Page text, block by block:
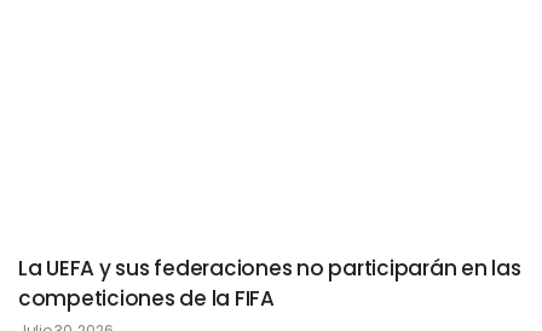
La UEFA y sus federaciones no participarán en las
competiciones de la FIFA